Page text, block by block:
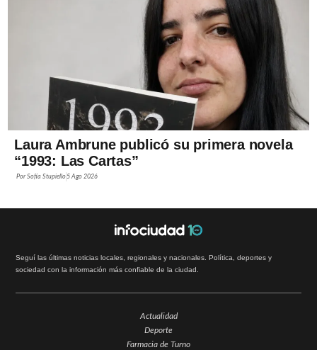
Laura Ambrune publicó su primera novela
“1993: Las Cartas”
PorSofía Stupiello5 Ago 2026
Seguí las últimas noticias locales, regionales y nacionales. Política, deportes y
sociedad con la información más confiable de la ciudad.
Actualidad
Deporte
Farmacia de Turno